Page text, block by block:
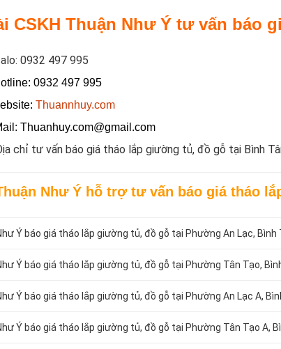
CSKH Thuận Như Ý tư vấn báo
0932 497 995
0932 497 995
Thuannhuy.com
Thuanhuy.com@gmail.com
chỉ tư vấn báo giá tháo lắp giường tủ, đồ gỗ tại Bình
Như Ý hỗ trợ tư vấn báo giá tháo
Ý báo giá tháo lắp giường tủ, đồ gỗ tại Phường An Lạc, Bình
Ý báo giá tháo lắp giường tủ, đồ gỗ tại Phường Tân Tạo,
Ý báo giá tháo lắp giường tủ, đồ gỗ tại Phường An Lạc A,
Ý báo giá tháo lắp giường tủ, đồ gỗ tại Phường Tân Tạo A,